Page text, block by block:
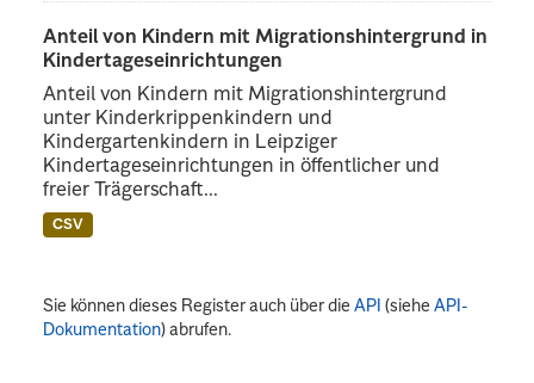
Anteil von Kindern mit Migrationshintergrund in
Kindertageseinrichtungen
Anteil von Kindern mit Migrationshintergrund
unter Kinderkrippenkindern und
Kindergartenkindern in Leipziger
Kindertageseinrichtungen in öffentlicher und
freier Trägerschaft...
CSV
Sie können dieses Register auch über dieAPI (sieheAPI-
Dokumentation) abrufen.